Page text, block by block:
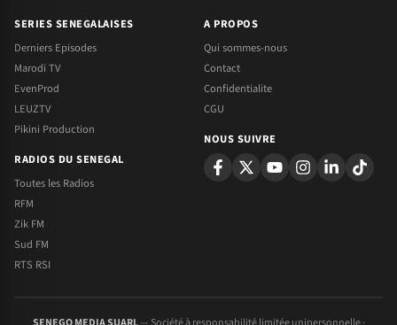
SERIES SENEGALAISES
Derniers Episodes
Marodi TV
EvenProd
LEUZTV
Pikini Production
RADIOS DU SENEGAL
Toutes les Radios
RFM
Zik FM
Sud FM
RTS RSI
A PROPOS
Qui sommes-nous
Contact
Confidentialite
CGU
NOUS SUIVRE